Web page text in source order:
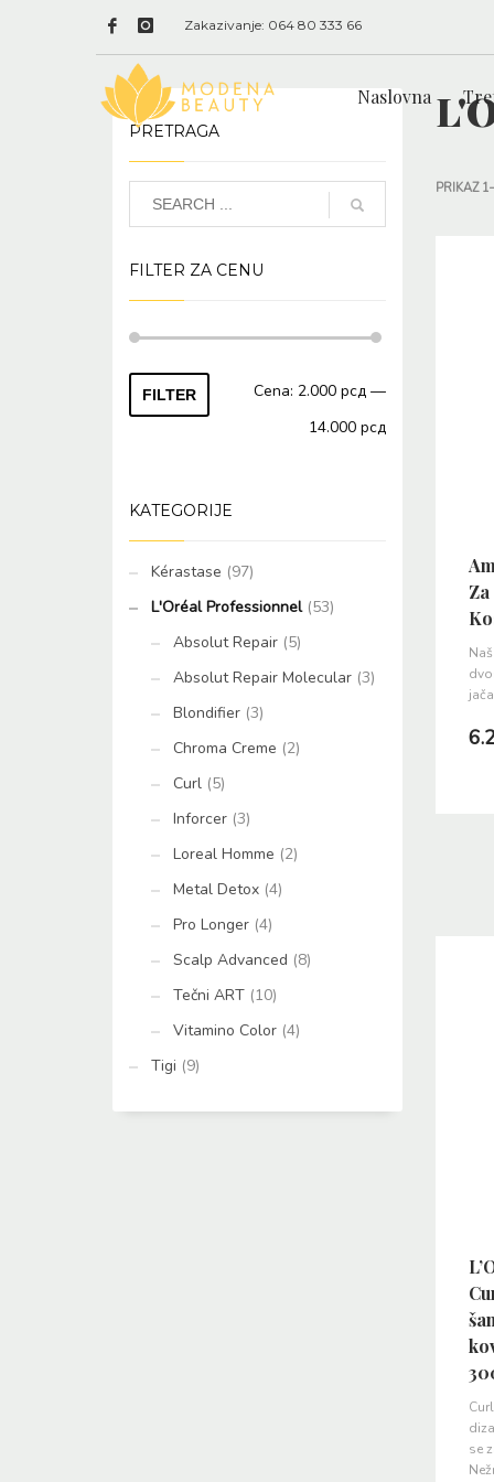
Zakazivanje: 064 80 333 66
Naslovna
PRIKAZ
se
PRETRAGA
FILTER ZA CENU
FILTER Cena: 2.000 рсд—
14.000 рсд
KATEGORIJE
Kérastase (97)
L'Oréal Professionnel (53)
Absolut Repair (5)
Absolut Repair Molecular (3)
Blondifier (3)
Chroma Creme (2)
Curl (5)
Inforcer (3)
Loreal Homme (2)
Metal Detox (4)
Pro Longer (4)
Scalp Advanced (8)
Tečni ART (10)
Vitamino Color (4)
Tigi (9)